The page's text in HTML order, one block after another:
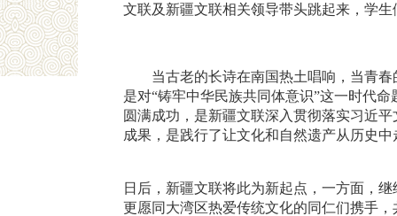
文联及新疆文联相关领导带头跳起来，学
当古老的长诗在南国热土唱响，当青
是对“铸牢中华民族共同体意识”这一时代
圆满成功，是新疆文联深入贯彻落实习近
成果，是践行了让文化和自然遗产从历史
日后，新疆文联将此为新起点，一方面，
更愿同大湾区热爱传统文化的同仁们携手